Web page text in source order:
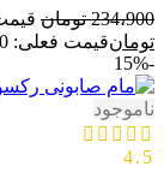
234،900 تومان قیمت
تومانقیمت فعلی: 199،900 تومان.
-15%
ناموجود
4.5